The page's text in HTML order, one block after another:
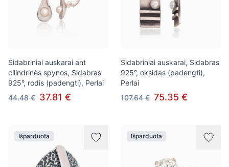
Sidabriniai auskarai ant
cilindrinės spynos, Sidabras
925°, rodis (padengti), Perlai
44.48 € 37.81 €
Sidabriniai auskarai, Sidabras
925°, oksidas (padengti),
Perlai
107.64 € 75.35 €
Išparduota Išparduota